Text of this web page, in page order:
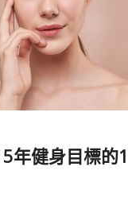
年健身目標的